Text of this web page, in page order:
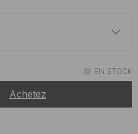
En stockEN STOCK
Achetez